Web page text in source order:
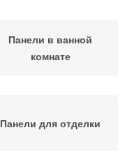
Панели в ванной
комнате
Панели для отделки